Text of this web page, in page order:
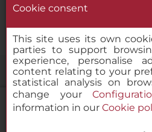
Cookie consent
This site uses its own
parties to support
experience, personalise
content relating to your
statistical analysis on
change your
information in our Cookie